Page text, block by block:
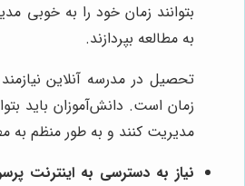
بتوانند زمان خود را به خوبی
به مطالعه بپردازند.
تحصیل در مدرسه آنلاین
زمان است. دانش‌آموزان باید
مدیریت کنند و به طور منظم به
نیاز به دسترسی به اینترنت